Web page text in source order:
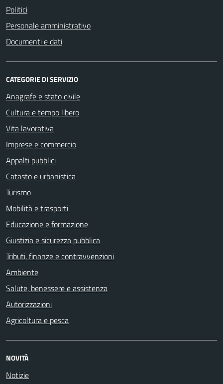
Politici
Personale amministrativo
Documenti e dati
CATEGORIE DI SERVIZIO
Anagrafe e stato civile
Cultura e tempo libero
Vita lavorativa
Imprese e commercio
Appalti pubblici
Catasto e urbanistica
Turismo
Mobilità e trasporti
Educazione e formazione
Giustizia e sicurezza pubblica
Tributi, finanze e contravvenzioni
Ambiente
Salute, benessere e assistenza
Autorizzazioni
Agricoltura e pesca
NOVITÀ
Notizie